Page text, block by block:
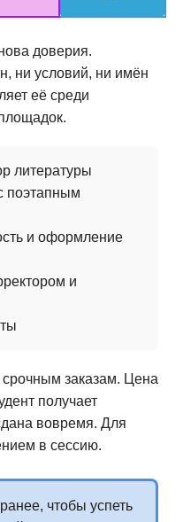
доверия.
ни условий, ни имён
её среди
литературы
поэтапным
и оформление
и
заказам. Цена
получает
вовремя. Для
в сессию.
чтобы успеть